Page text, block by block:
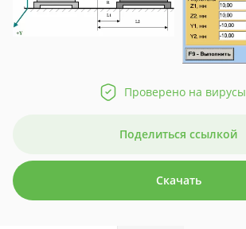
Проверено на вирусы
Поделиться ссылкой
Скачать